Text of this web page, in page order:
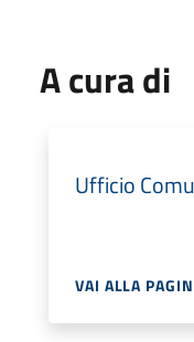
A cura di
Ufficio
VAI ALLA